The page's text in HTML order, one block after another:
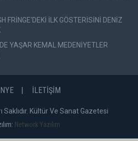
FRİNGE'DEKİ İLK GÖSTERİSİNİ DENİZ
YAŞAR KEMAL MEDENİYETLER
İLETİŞİM
Saklıdır. Kültür Ve Sanat Gazetesi
Network Yazılım